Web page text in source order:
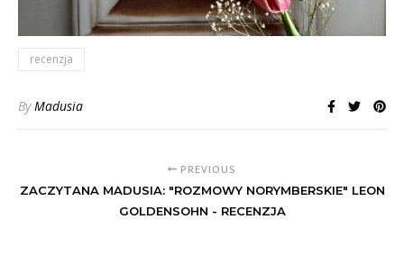
recenzja
ByMadusia
PREVIOUS
ZACZYTANA MADUSIA: "ROZMOWY NORYMBERSKIE" LEON
GOLDENSOHN - RECENZJA